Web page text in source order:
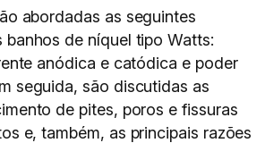
abordadas as seguintes
banhos de níquel tipo Watts:
anódica e catódica e poder
seguida, são discutidas as
de pites, poros e fissuras
e, também, as principais razões